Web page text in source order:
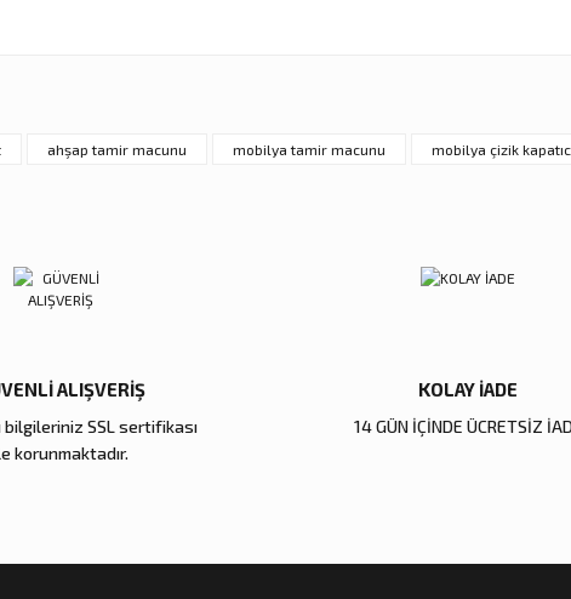
Yorum Yaz
Soru Sor
Deneyimini Paylaş
ahşap tamir macunu mobilya tamir macunu mobilya çizik
ALIŞVERİŞ
bilgileriniz SSL sertifikası
korunmaktadır.
KOLAY İADE
14 GÜN İÇİNDE ÜCRETSİZ